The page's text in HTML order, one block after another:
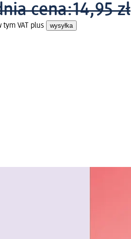
cena:14,95 zł
tym VAT plus wysyłka